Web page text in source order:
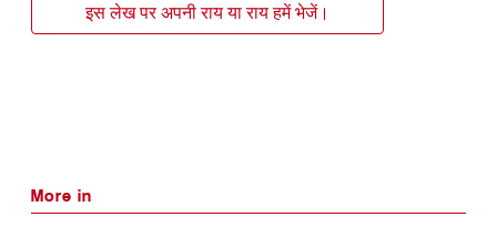
इस लेख पर अपनी राय या राय हमें भेजें।
More in